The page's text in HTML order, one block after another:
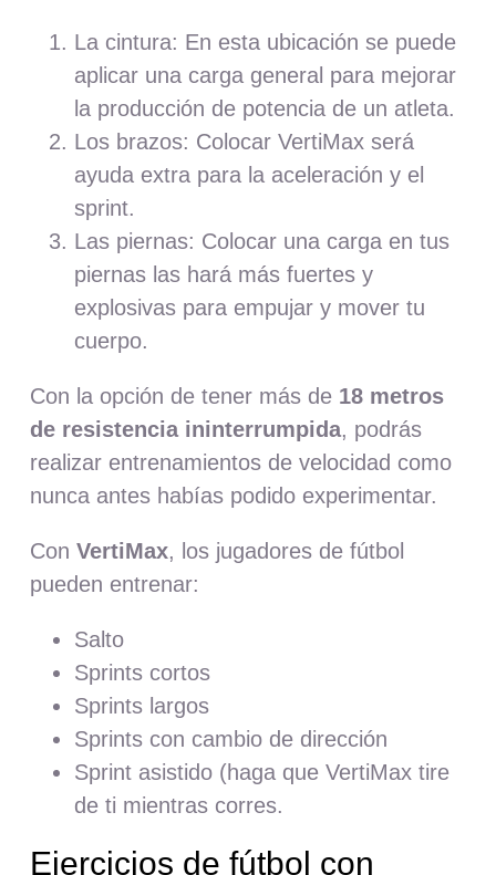
La cintura: En esta ubicación se puede
aplicar una carga general para mejorar
la producción de potencia de un atleta.
Los brazos: Colocar VertiMax será
ayuda extra para la aceleración y el
sprint.
Las piernas: Colocar una carga en tus
piernas las hará más fuertes y
explosivas para empujar y mover tu
cuerpo.
Con la opción de tener más de 18 metros
de resistencia ininterrumpida, podrás
realizar entrenamientos de velocidad como
nunca antes habías podido experimentar.
ConVertiMax, los jugadores de fútbol
pueden entrenar:
Salto
Sprints cortos
Sprints largos
Sprints con cambio de dirección
Sprint asistido (haga que VertiMax tire
de ti mientras corres.
Ejercicios de fútbol con